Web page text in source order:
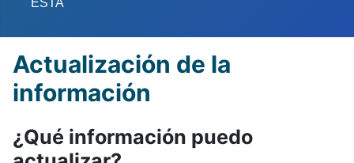
ESTA
Actualización de la
información
¿Qué información puedo